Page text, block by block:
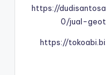
https://
0/jual-
https://